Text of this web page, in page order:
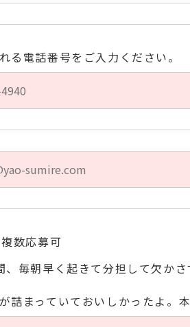
る電話番号をご入力ください。
数応募可
、毎朝早く起きて分担して欠か
詰まっていておいしかったよ。